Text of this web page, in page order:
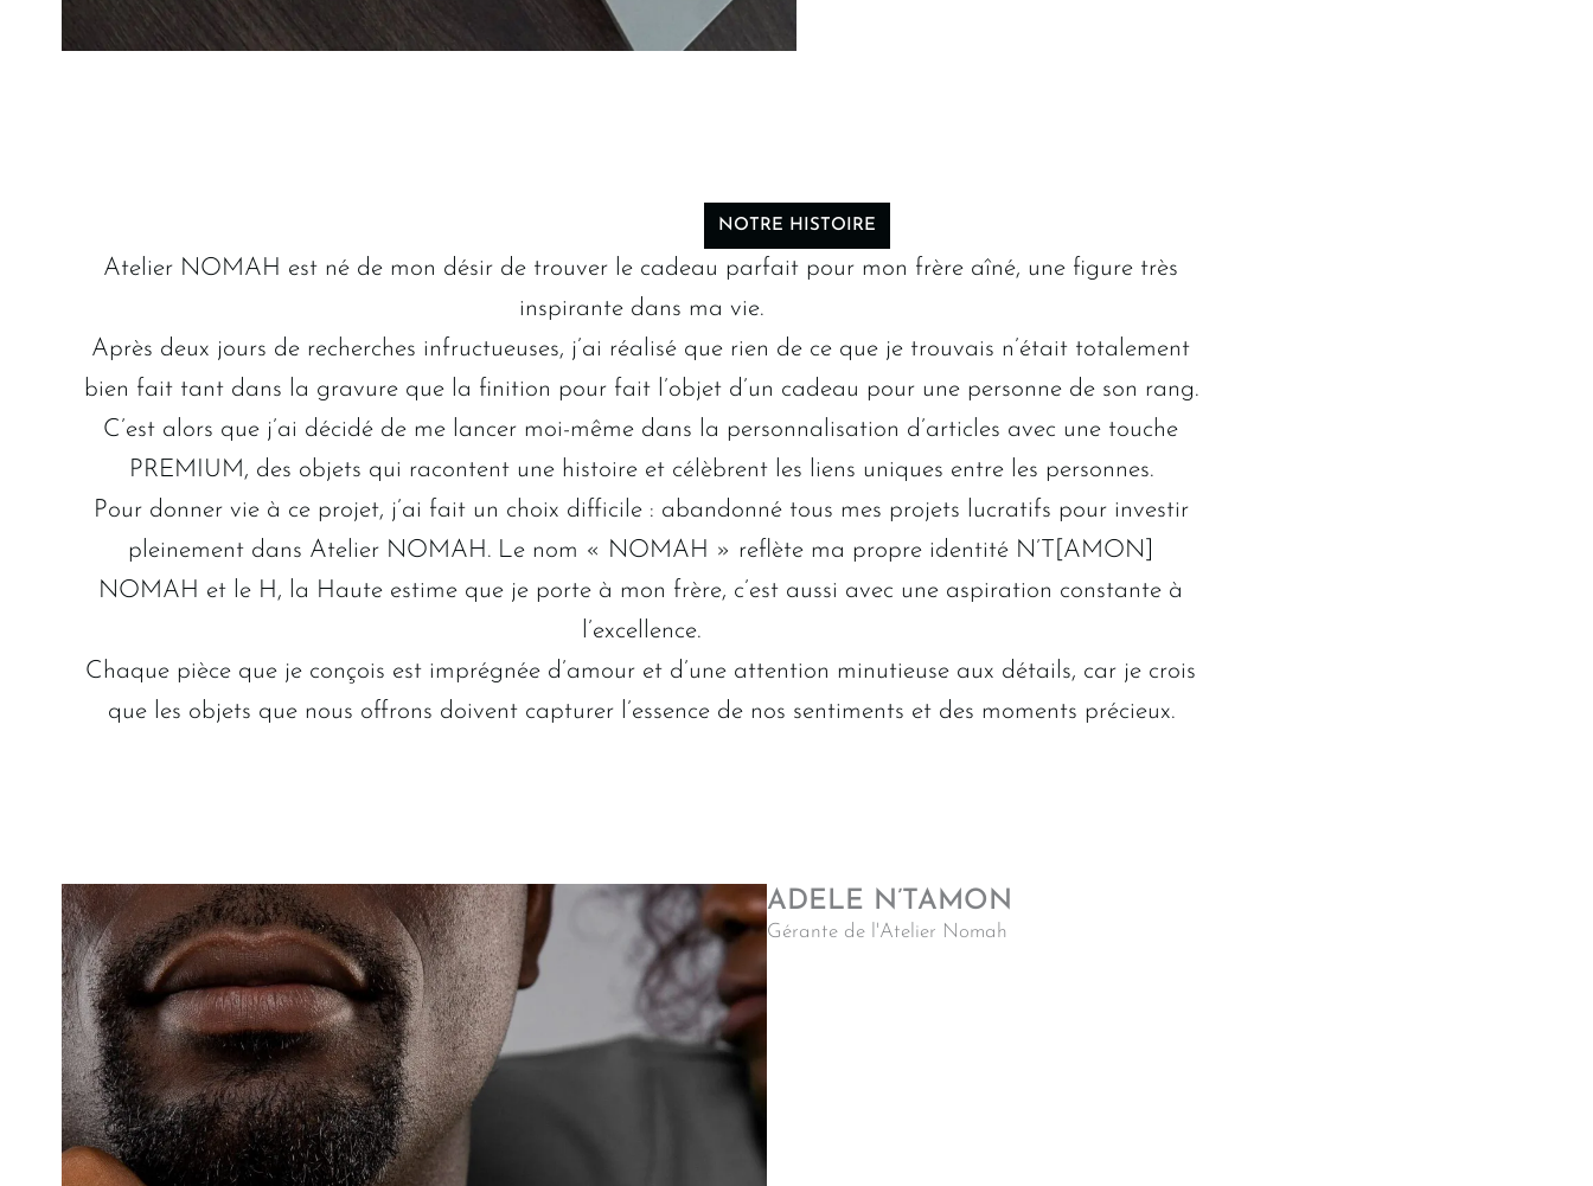
NOTRE HISTOIRE
Atelier NOMAH est né de mon désir de trouver le cadeau parfait pour mon frère aîné, une figure très
inspirante dans ma vie.
Après deux jours de recherches infructueuses, j’ai réalisé que rien de ce que je trouvais n’était totalement
bien fait tant dans la gravure que la finition pour fait l’objet d’un cadeau pour une personne de son rang.
C’est alors que j’ai décidé de me lancer moi-même dans la personnalisation d’articles avec une touche
PREMIUM, des objets qui racontent une histoire et célèbrent les liens uniques entre les personnes.
Pour donner vie à ce projet, j’ai fait un choix difficile : abandonné tous mes projets lucratifs pour investir
pleinement dans Atelier NOMAH. Le nom « NOMAH » reflète ma propre identité N’T[AMON]
NOMAH et le H, la Haute estime que je porte à mon frère, c’est aussi avec une aspiration constante à
l’excellence.
Chaque pièce que je conçois est imprégnée d’amour et d’une attention minutieuse aux détails, car je crois
que les objets que nous offrons doivent capturer l’essence de nos sentiments et des moments précieux.
ADELE N’TAMON
Gérante de l'Atelier Nomah